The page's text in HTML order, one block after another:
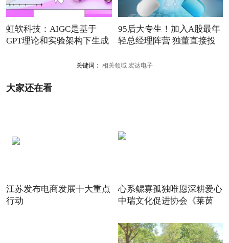
虹软科技：AIGC是基于
GPT理论和实验架构下生成
95后大专生！加入A股最年
轻总经理阵营 独董直接投
关键词： 相关领域 宏达电子
大家还在看
江苏发布电商发展十大重点
行动
心系鳏寡孤独唯愿深耕爱心
中瑞文化促进协会《莱茵